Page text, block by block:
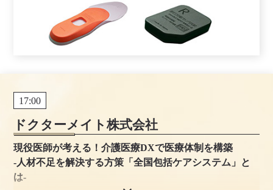
17:00
ドクターメイト株式会社
現役医師が考える！介護医療DXで医療体制を構築
-人材不足を解決する方策「全国包括ケアシステム」と
は-